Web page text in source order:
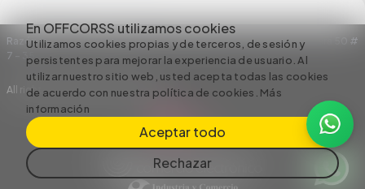
En OFFCORSS utilizamos cookies
Utilizamos cookies propias y de terceros, de sesión y
persistentes para mejorar la experiencia de usuario. Al
utilizar nuestro sitio web, usted acepta todas las cookies
de acuerdo con nuestra política de cookies. Más
información
Aceptar todo
Rechazar
Razón Social: C.I HERMECO S.A. NIT: 890924167-6 Dirección: Carrera 50 #
7 – 35
All rights reserved empowered by